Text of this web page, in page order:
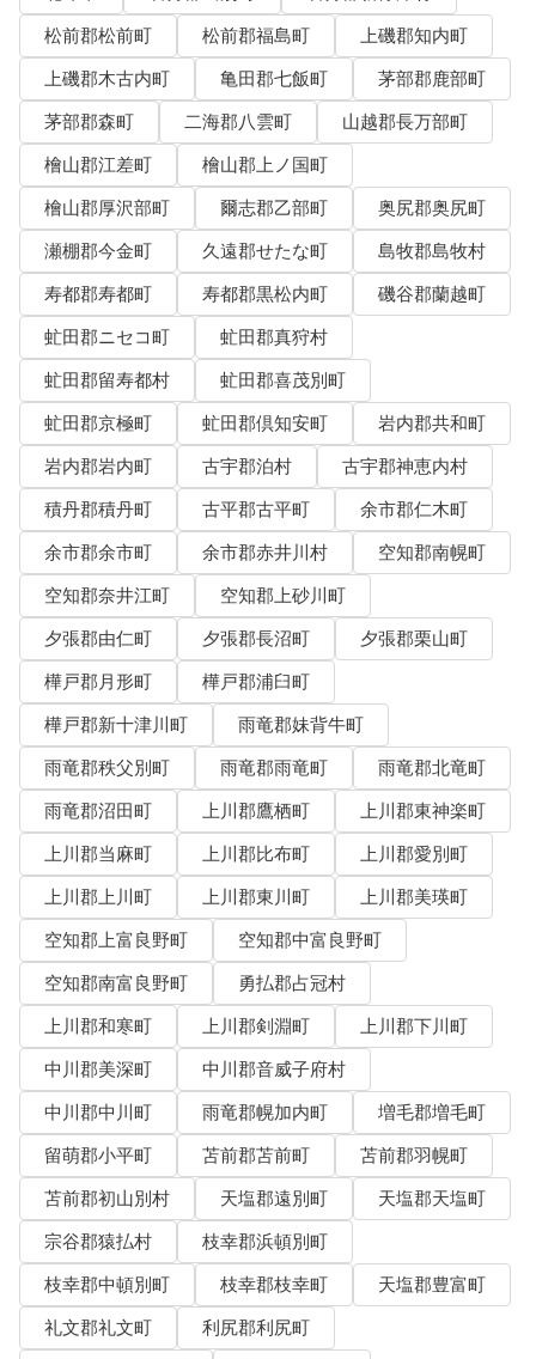
松前郡松前町
松前郡福島町
上磯郡知内町
上磯郡木古内町
亀田郡七飯町
茅部郡鹿部町
茅部郡森町
二海郡八雲町
山越郡長万部町
檜山郡江差町
檜山郡上ノ国町
檜山郡厚沢部町
爾志郡乙部町
奥尻郡奥尻町
瀬棚郡今金町
久遠郡せたな町
島牧郡島牧村
寿都郡寿都町
寿都郡黒松内町
磯谷郡蘭越町
虻田郡ニセコ町
虻田郡真狩村
虻田郡留寿都村
虻田郡喜茂別町
虻田郡京極町
虻田郡倶知安町
岩内郡共和町
岩内郡岩内町
古宇郡泊村
古宇郡神恵内村
積丹郡積丹町
古平郡古平町
余市郡仁木町
余市郡余市町
余市郡赤井川村
空知郡南幌町
空知郡奈井江町
空知郡上砂川町
夕張郡由仁町
夕張郡長沼町
夕張郡栗山町
樺戸郡月形町
樺戸郡浦臼町
樺戸郡新十津川町
雨竜郡妹背牛町
雨竜郡秩父別町
雨竜郡雨竜町
雨竜郡北竜町
雨竜郡沼田町
上川郡鷹栖町
上川郡東神楽町
上川郡当麻町
上川郡比布町
上川郡愛別町
上川郡上川町
上川郡東川町
上川郡美瑛町
空知郡上富良野町
空知郡中富良野町
空知郡南富良野町
勇払郡占冠村
上川郡和寒町
上川郡剣淵町
上川郡下川町
中川郡美深町
中川郡音威子府村
中川郡中川町
雨竜郡幌加内町
増毛郡増毛町
留萌郡小平町
苫前郡苫前町
苫前郡羽幌町
苫前郡初山別村
天塩郡遠別町
天塩郡天塩町
宗谷郡猿払村
枝幸郡浜頓別町
枝幸郡中頓別町
枝幸郡枝幸町
天塩郡豊富町
礼文郡礼文町
利尻郡利尻町